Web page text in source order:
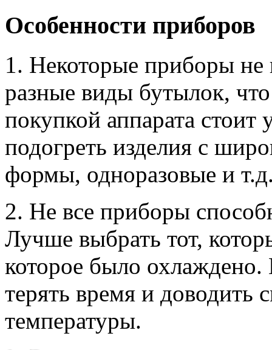
Особенности приборов
1. Некоторые приборы не
разные виды бутылок,
покупкой аппарата стоит
подогреть изделия с
формы, одноразовые и
2. Не все приборы
Лучше выбрать тот,
которое было охлаждено.
терять время и доводить
температуры.